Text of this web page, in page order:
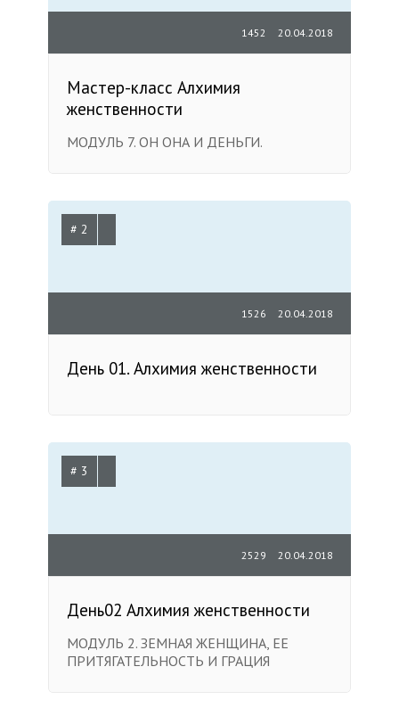
20.04.2018
1452
Мастер-класс Алхимия
женственности
МОДУЛЬ 7. ОН ОНА И ДЕНЬГИ.
# 2
20.04.2018
1526
День 01. Алхимия женственности
# 3
20.04.2018
2529
День02 Алхимия женственности
МОДУЛЬ 2. ЗЕМНАЯ ЖЕНЩИНА, ЕЕ
ПРИТЯГАТЕЛЬНОСТЬ И ГРАЦИЯ